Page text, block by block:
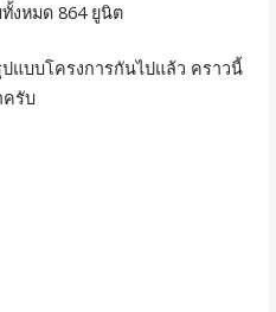
งหมด 864 ยูนิต
ปแบบโครงการกันไปแล้ว คราวนี้
รับ